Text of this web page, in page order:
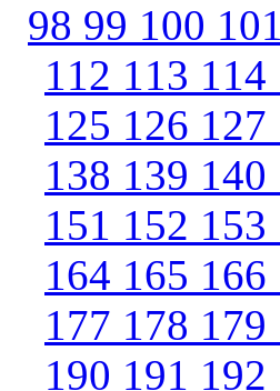
98 99 100 101
112 113 114
125 126 127
138 139 140
151 152 153
164 165 166
177 178 179
190 191 192